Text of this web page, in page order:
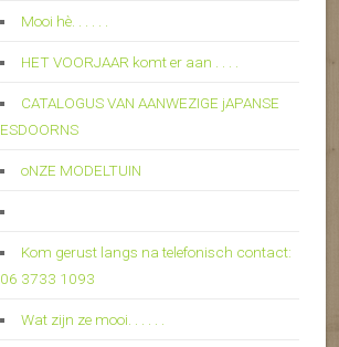
Mooi hè. . . . . .
HET VOORJAAR komt er aan . . . .
CATALOGUS VAN AANWEZIGE jAPANSE
ESDOORNS
oNZE MODELTUIN
Kom gerust langs na telefonisch contact:
06 3733 1093
Wat zijn ze mooi. . . . . .